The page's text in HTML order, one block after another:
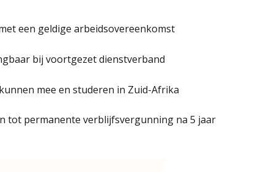
een geldige arbeidsovereenkomst
bij voortgezet dienstverband
mee en studeren in Zuid-Afrika
tot permanente verblijfsvergunning na 5 jaar